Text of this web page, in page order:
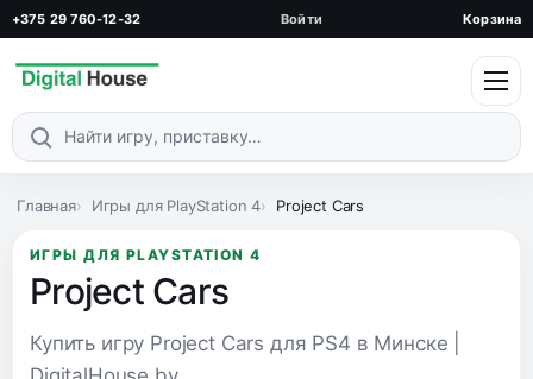
+375 29 760-12-32 Войти Корзина
Поиск по каталогу
Главная Игры для PlayStation 4 Project Cars
ИГРЫ ДЛЯ PLAYSTATION 4
Project Cars
Купить игру Project Cars для PS4 в Минске |